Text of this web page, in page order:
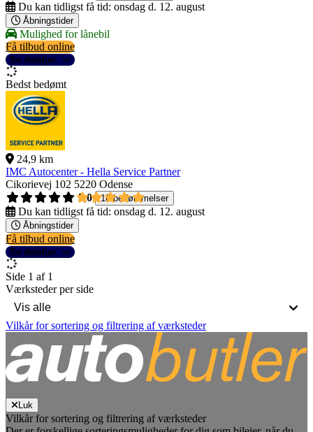
Du kan tidligst få tid: onsdag d. 12. august
Åbningstider
Mulighed for lånebil
Få tilbud online
Se detaljer
Bedst bedømt
24,9 km
IMC Autocenter - Hella Service Partner
Cikorievej 102 5220 Odense
5,0
18 bedømmelser
Du kan tidligst få tid: onsdag d. 12. august
Åbningstider
Få tilbud online
Se detaljer
Side 1 af 1
Værksteder per side
Vilkår for sortering og filtrering af værksteder
Luk
Vilkår for sortering og filtrering af værksteder